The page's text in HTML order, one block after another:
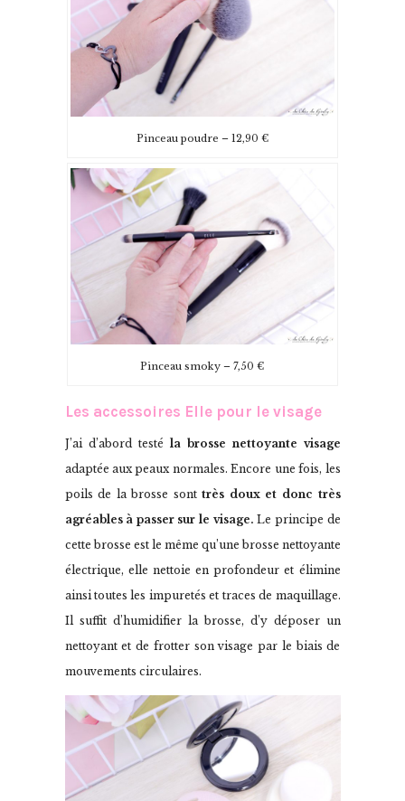
Pinceau poudre – 12,90 €
Pinceau smoky – 7,50 €
Les accessoires Elle pour le visage
J’ai d’abord testé la brosse nettoyante visage
adaptée aux peaux normales. Encore une fois, les
poils de la brosse sonttrès doux et donc très
agréables à passer sur le visage. Le principe de
cette brosse est le même qu’une brosse nettoyante
électrique, elle nettoie en profondeur et élimine
ainsi toutes les impuretés et traces de maquillage.
Il suffit d’humidifier la brosse, d’y déposer un
nettoyant et de frotter son visage par le biais de
mouvements circulaires.